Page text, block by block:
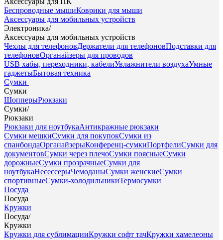
Беспроводные мышиКоврики для мыши
Аксессуары для мобильных устройств
Электроника/
Аксессуары для мобильных устройств
Чехлы для телефоновДержатели для телефоновПодставки для
телефоновОрганайзеры для проводов
USB хабы, переходники, кабелиУвлажнители воздухаУмные
гаджетыБытовая техника
Сумки
Сумки
ШопперыРюкзаки
Сумки/
Рюкзаки
Рюкзаки для ноутбукаАнтикражные рюкзаки
Сумки мешкиСумки для покупокСумки из
спанбондаОрганайзерыКонференц-сумкиПортфелиСумки для
документовСумки через плечоСумки поясныеСумки
дорожныеСумки прозрачныеСумки для
ноутбукаНесессерыЧемоданыСумки женскиеСумки
спортивныеСумки-холодильникиТермосумки
Посуда
Посуда
Кружки
Посуда/
Кружки
Кружки для сублимацииКружки софт тачКружки хамелеоны